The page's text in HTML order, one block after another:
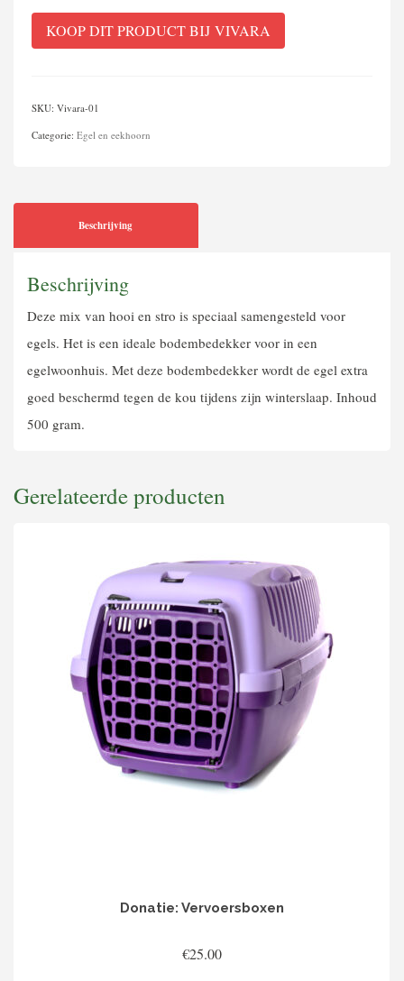
KOOP DIT PRODUCT BIJ VIVARA
SKU: Vivara-01
Categorie: Egel en eekhoorn
Beschrijving
Beschrijving
Deze mix van hooi en stro is speciaal samengesteld voor
egels. Het is een ideale bodembedekker voor in een
egelwoonhuis. Met deze bodembedekker wordt de egel extra
goed beschermd tegen de kou tijdens zijn winterslaap. Inhoud
500 gram.
Gerelateerde producten
Donatie: Vervoersboxen
€25.00